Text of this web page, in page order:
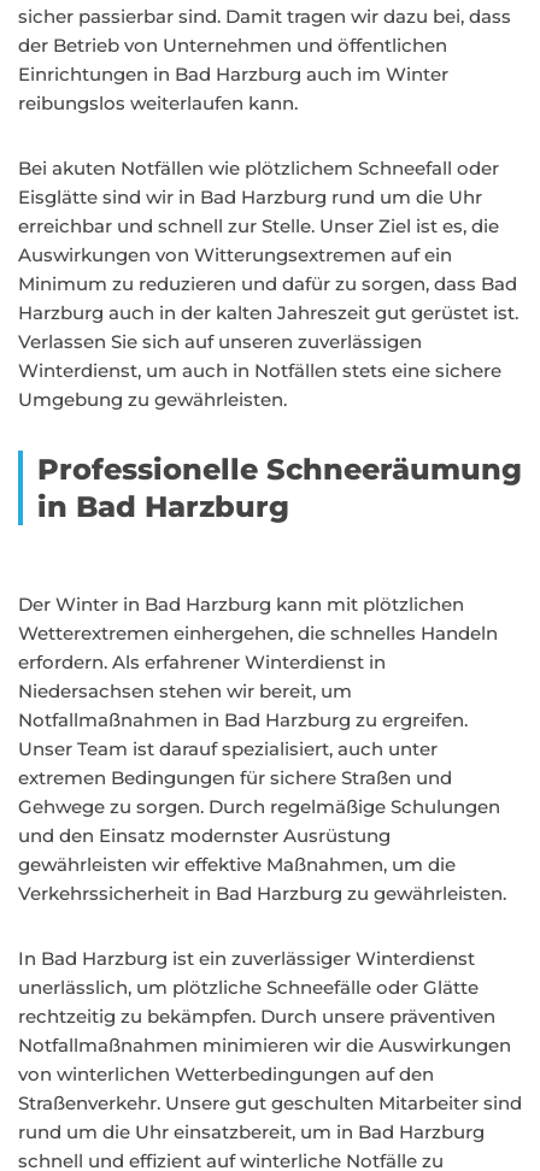
sicher passierbar sind. Damit tragen wir dazu bei, dass
der Betrieb von Unternehmen und öffentlichen
Einrichtungen in Bad Harzburg auch im Winter
reibungslos weiterlaufen kann.
Bei akuten Notfällen wie plötzlichem Schneefall oder
Eisglätte sind wir in Bad Harzburg rund um die Uhr
erreichbar und schnell zur Stelle. Unser Ziel ist es, die
Auswirkungen von Witterungsextremen auf ein
Minimum zu reduzieren und dafür zu sorgen, dass Bad
Harzburg auch in der kalten Jahreszeit gut gerüstet ist.
Verlassen Sie sich auf unseren zuverlässigen
Winterdienst, um auch in Notfällen stets eine sichere
Umgebung zu gewährleisten.
Professionelle Schneeräumung
in Bad Harzburg
Der Winter in Bad Harzburg kann mit plötzlichen
Wetterextremen einhergehen, die schnelles Handeln
erfordern. Als erfahrener Winterdienst in
Niedersachsen stehen wir bereit, um
Notfallmaßnahmen in Bad Harzburg zu ergreifen.
Unser Team ist darauf spezialisiert, auch unter
extremen Bedingungen für sichere Straßen und
Gehwege zu sorgen. Durch regelmäßige Schulungen
und den Einsatz modernster Ausrüstung
gewährleisten wir effektive Maßnahmen, um die
Verkehrssicherheit in Bad Harzburg zu gewährleisten.
In Bad Harzburg ist ein zuverlässiger Winterdienst
unerlässlich, um plötzliche Schneefälle oder Glätte
rechtzeitig zu bekämpfen. Durch unsere präventiven
Notfallmaßnahmen minimieren wir die Auswirkungen
von winterlichen Wetterbedingungen auf den
Straßenverkehr. Unsere gut geschulten Mitarbeiter sind
rund um die Uhr einsatzbereit, um in Bad Harzburg
schnell und effizient auf winterliche Notfälle zu